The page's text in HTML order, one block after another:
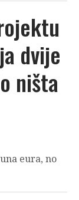
dvije
ništa
eura, no